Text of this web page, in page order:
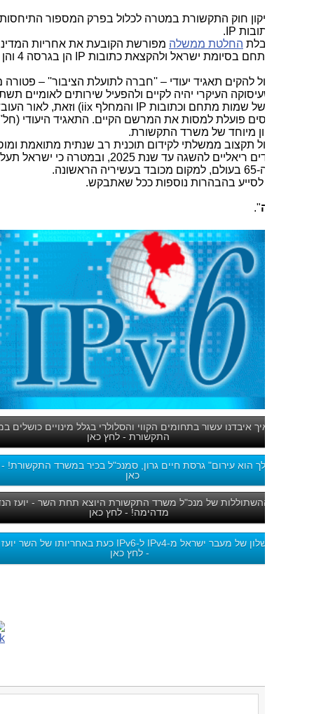
חוק התקשורת במטרה לכלול בפרק המספור התיחסות לשמות
החלטת ממשלהמפורשת הקובעת את אחריות המדינה לתחום
שמות המתחם בסיומת ישראל ולהקצאת כתובות IP הן בגרסה 4 והן בגרסה
להקים תאגיד יעודי – ''חברה לתועלת הציבור'' – פטורה ממס
העיקרי יהיה לקיים ולהפעיל שירותים לאומיים תשתיתיים
(המרשם של שמות מתחם וכתובות IP והמחלף iix) וזאת, לאור העובדה כי
פועלת למסות את המרשם הקיים. התאגיד היעודי (חל''צ) יפעל
מיוחד של משרד התקשורת.
תקצוב ממשלתי לקידום תוכנית רב שנתית מתואמת ומוסכמת תוך
קביעת יעדים ריאליים להשגה עד שנת 2025, ובמטרה כי ישראל תעלה
בהבהרות נוספות ככל שאתבקש.
איבדנו עשור בתחומים הקווי והסלולרי בגלל מינויים כושלים במש'
התקשורת - לחץ כאן
הוא עירום" גרסת חיים גרון, סמנכ"ל בכיר במשרד התקשורת! - לחץ
של מנכ"ל משרד התקשורת היוצא תחת השר - יועז הנדל,
מדהימה! - לחץ כאן
הכישלון של מעבר ישראל מ-IPv4 ל-IPv6 כעת באחריותו של השר יועז הנדל